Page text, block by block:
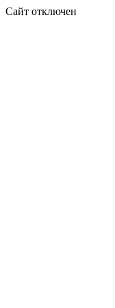
Сайт отключен